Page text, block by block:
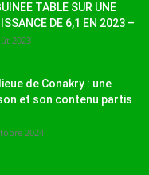
TABLE SUR UNE
DE 6,1 EN 2023 –
2023
de Conakry : une
et son contenu partis
2024